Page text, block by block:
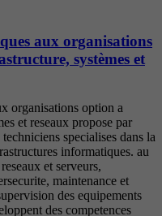
aux organisations
systèmes et
organisations option a
et reseaux propose par
specialises dans la
informatiques. au
et serveurs,
maintenance et
des equipements
des competences